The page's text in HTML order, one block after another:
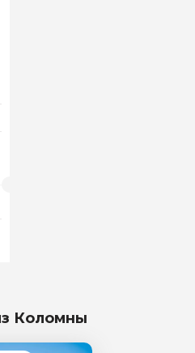
Коломны